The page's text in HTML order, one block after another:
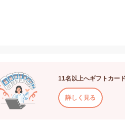
11名以上へギフトカー
詳しく見る